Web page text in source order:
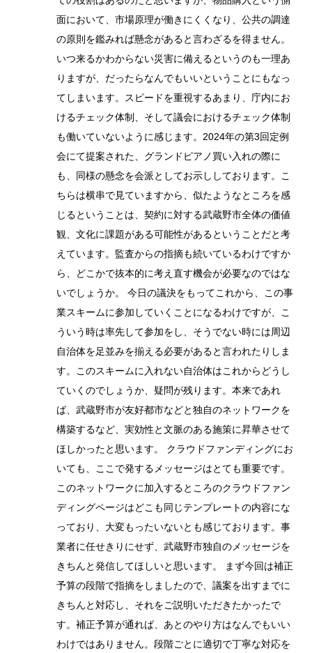
面において、市場原理が働きにくくなり、公共の調達
の原則を鑑みれば懸念があると言わざるを得ません。
いつ来るかわからない災害に備えるというのも一理あ
りますが、だったらなんでもいいということにもなっ
てしまいます。スピードを重視するあまり、庁内にお
けるチェック体制、そして議会におけるチェック体制
も働いていないように感じます。2024年の第3回定例
会にて提案された、グランドピアノ買い入れの際に
も、同様の懸念を会派としてお示ししております。こ
ちらは横串で見ていますから、似たようなところを感
じるということは、契約に対する武蔵野市全体の価値
観、文化に課題がある可能性があるということだと考
えています。監査からの指摘も続いているわけですか
ら、どこかで抜本的に考え直す機会が必要なのではな
いでしょうか。 今日の議決をもってこれから、この事
業スキームに参加していくことになるわけですが、こ
ういう時は率先して参加をし、そうでない時には周辺
自治体を足並みを揃える必要があると言われたりしま
す。このスキームに入れない自治体はこれからどうし
ていくのでしょうか、疑問が残ります。本来であれ
ば、武蔵野市が友好都市などと独自のネットワークを
構築するなど、実効性と文脈のある施策に昇華させて
ほしかったと思います。 クラウドファンディングにお
いても、ここで発するメッセージはとても重要です。
このネットワークに加入するところのクラウドファン
ディングページはどこも同じテンプレートの内容にな
っており、大変もったいないとも感じております。事
業者に任せきりにせず、武蔵野市独自のメッセージを
きちんと発信してほしいと思います。 まず今回は補正
予算の段階で指摘をしましたので、議案を出すまでに
きちんと対応し、それをご説明いただきたかったで
す。補正予算が通れば、あとのやり方はなんでもいい
わけではありません。段階ごとに適切で丁寧な対応を